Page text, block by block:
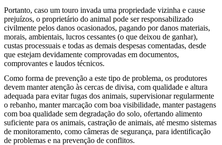
Portanto, caso um touro invada uma propriedade vizinha e cause
prejuízos, o proprietário do animal pode ser responsabilizado
civilmente pelos danos ocasionados, pagando por danos materiais,
morais, ambientais, lucros cessantes (o que deixou de ganhar),
custas processuais e todas as demais despesas comentadas, desde
que estejam devidamente comprovadas em documentos,
comprovantes e laudos técnicos.
Como forma de prevenção a este tipo de problema, os produtores
devem manter atenção às cercas de divisa, com qualidade e altura
adequada para evitar fugas dos animais, supervisionar regularmente
o rebanho, manter marcação com boa visibilidade, manter pastagens
com boa qualidade sem degradação do solo, ofertando alimento
suficiente para os animais, castração de animais, até mesmo sistemas
de monitoramento, como câmeras de segurança, para identificação
de problemas e na prevenção de conflitos.